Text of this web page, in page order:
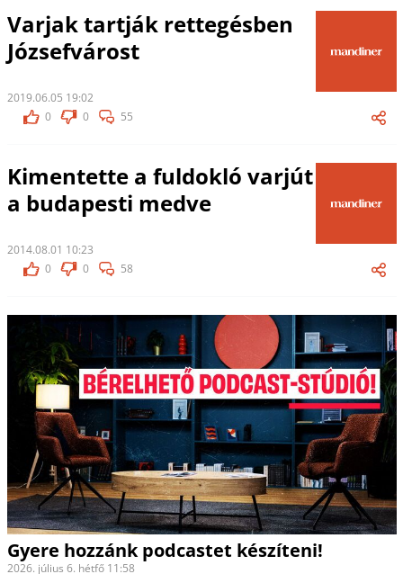
Varjak tartják rettegésben
Józsefvárost
2019.06.05 19:02
0
0 55
Kimentette a fuldokló varjút
a budapesti medve
2014.08.01 10:23
0
0 58
Gyere hozzánk podcastet készíteni!
2026. július 6. hétfő 11:58